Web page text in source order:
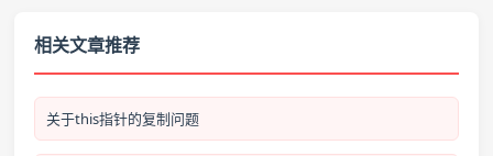
相关文章推荐
关于this指针的复制问题